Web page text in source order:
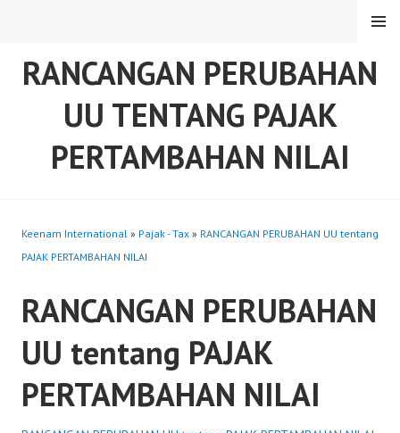
RANCANGAN PERUBAHAN
UU TENTANG PAJAK
PERTAMBAHAN NILAI
MENU
Keenam International » Pajak - Tax » RANCANGAN PERUBAHAN UU tentang
PAJAK PERTAMBAHAN NILAI
RANCANGAN PERUBAHAN
UU tentang PAJAK
PERTAMBAHAN NILAI